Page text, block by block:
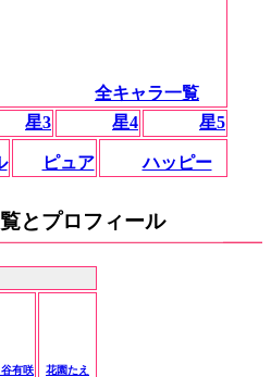
全キャラ一覧
星3 星4 星5
ピュア ハッピー
とプロフィール
有咲 花園たえ